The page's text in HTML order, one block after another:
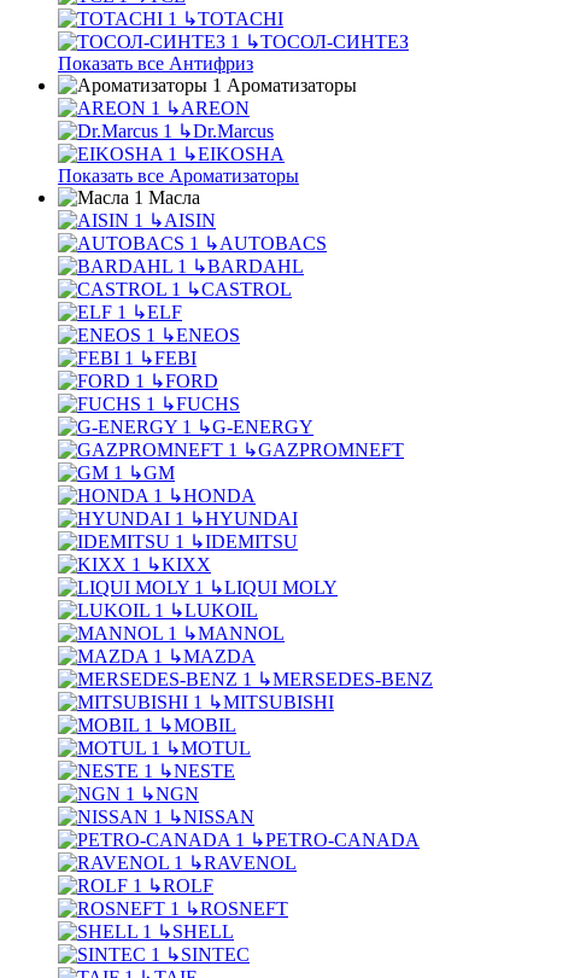
↳TOTACHI
↳ТОСОЛ-СИНТЕЗ
Показать все Антифриз
Ароматизаторы
↳AREON
↳Dr.Marcus
↳EIKOSHA
Показать все Ароматизаторы
Масла
↳AISIN
↳AUTOBACS
↳BARDAHL
↳CASTROL
↳ELF
↳ENEOS
↳FEBI
↳FORD
↳FUCHS
↳G-ENERGY
↳GAZPROMNEFT
↳GM
↳HONDA
↳HYUNDAI
↳IDEMITSU
↳KIXX
↳LIQUI MOLY
↳LUKOIL
↳MANNOL
↳MAZDA
↳MERSEDES-BENZ
↳MITSUBISHI
↳MOBIL
↳MOTUL
↳NESTE
↳NGN
↳NISSAN
↳PETRO-CANADA
↳RAVENOL
↳ROLF
↳ROSNEFT
↳SHELL
↳SINTEC